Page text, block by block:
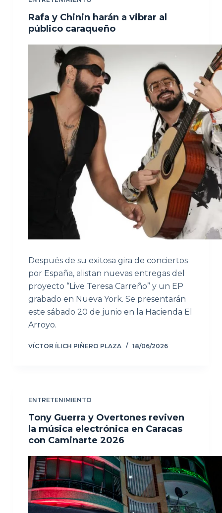
Rafa y Chinin harán a vibrar al
público caraqueño
Después de su exitosa gira de conciertos
por España, alistan nuevas entregas del
proyecto “Live Teresa Carreño” y un EP
grabado en Nueva York. Se presentarán
este sábado 20 de junio en la Hacienda El
Arroyo.
VÍCTOR ÍLICH PIÑERO PLAZA 18/06/2026
ENTRETENIMIENTO
Tony Guerra y Overtones reviven
la música electrónica en Caracas
con Caminarte 2026